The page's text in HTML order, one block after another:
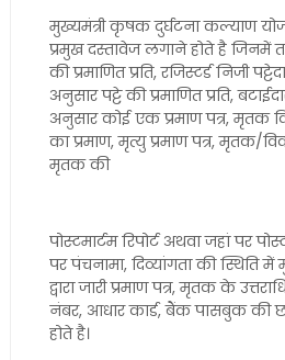
मुख्यमंत्री कृषक दुर्घटना कल्याण
प्रमुख दस्तावेज लगाने होते है जिनमें
की प्रमाणित प्रति, रजिस्टर्ड निजी
अनुसार पट्टे की प्रमाणित प्रति,
अनुसार कोई एक प्रमाण पत्र, मृतक
का प्रमाण, मृत्यु प्रमाण पत्र, मृतक/
मृतक की
पोस्टमार्टम रिपोर्ट अथवा जहां पर
पर पंचनामा, दिव्यांगता की स्थिति
द्वारा जारी प्रमाण पत्र, मृतक के
नंबर, आधार कार्ड, बैंक पासबुक की
होते है।